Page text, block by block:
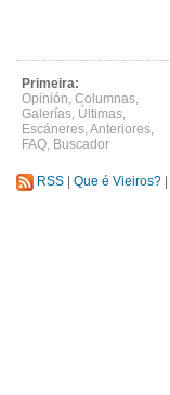
Primeira:
Opinión, Columnas,
Galerías, Últimas,
Escáneres,Anteriores,
FAQ, Buscador
RSS Que é Vieiros?